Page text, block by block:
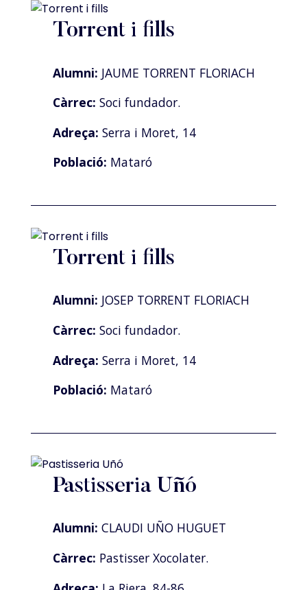
Torrent i fills
Alumni: JAUME TORRENT FLORIACH
Càrrec: Soci fundador.
Adreça: Serra i Moret, 14
Població: Mataró
Torrent i fills
Alumni: JOSEP TORRENT FLORIACH
Càrrec: Soci fundador.
Adreça: Serra i Moret, 14
Població: Mataró
Pastisseria Uñó
Alumni: CLAUDI UÑO HUGUET
Càrrec: Pastisser Xocolater.